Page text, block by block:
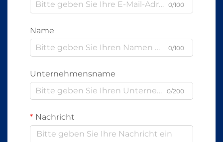
0/100
Name
0/100
Unternehmensname
0/200
Nachricht